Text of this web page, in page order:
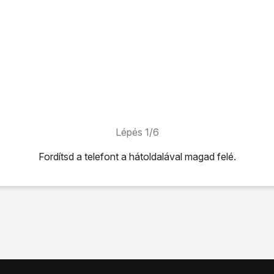
Lépés 1/6
Fordítsd a telefont a hátoldalával magad felé.
le a hátlapot.